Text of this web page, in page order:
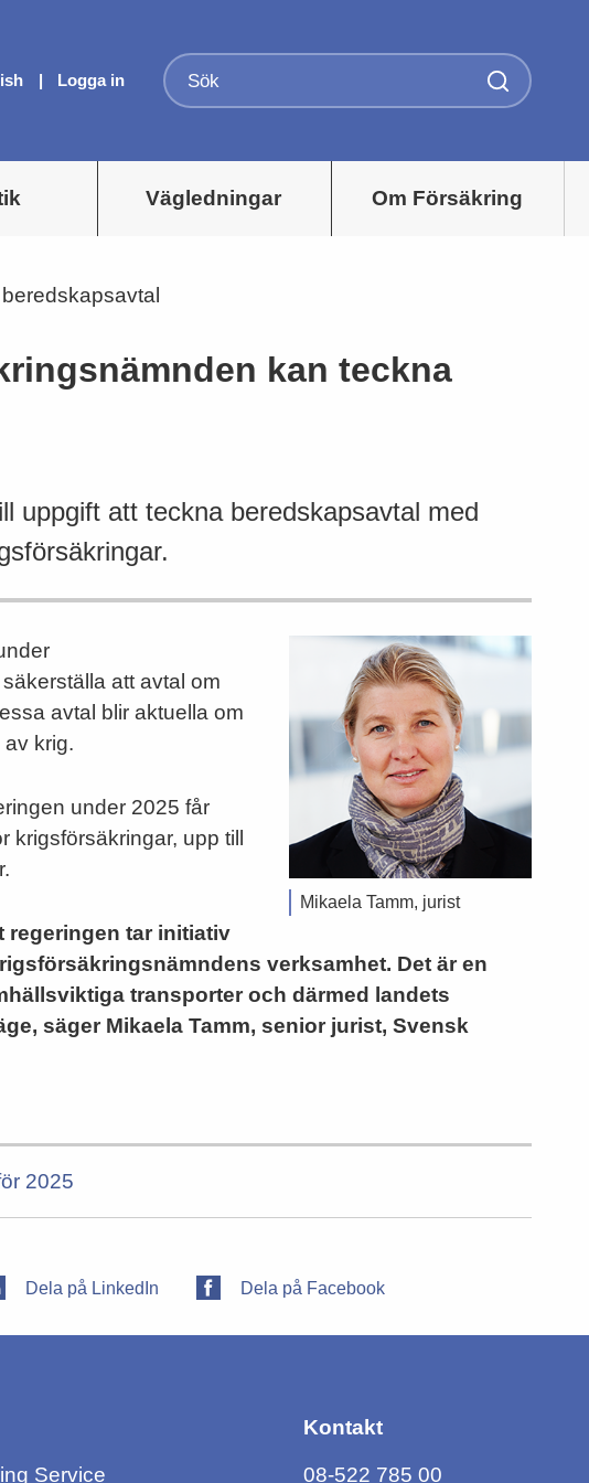
Logga in
Vägledningar Om Försäkring
kan teckna
uppgift att teckna beredskapsavtal med
Mikaela Tamm, jurist
att avtal om
avtal blir aktuella om
krig.
under 2025 får
krigsförsäkringar, upp till
regeringen tar initiativ
verksamhet. Det är en
transporter och därmed landets
säger Mikaela Tamm, senior jurist, Svensk
2025
Dela på LinkedIn Dela på Facebook
Service
Kontakt
08-522 785 00